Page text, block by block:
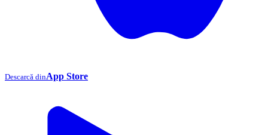
Descarcă dinApp Store